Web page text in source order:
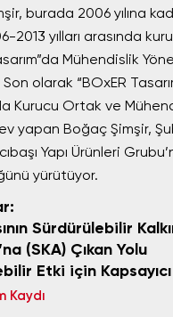
burada 2006 yılına
2013 yılları arasında
Mühendislik
olarak “BOxER
Kurucu Ortak ve
yapan Boğaç Şimşir,
Yapı Ürünleri
yürütüyor.
Sürdürülebilir
(SKA) Çıkan Yolu
Etki için
Kaydı